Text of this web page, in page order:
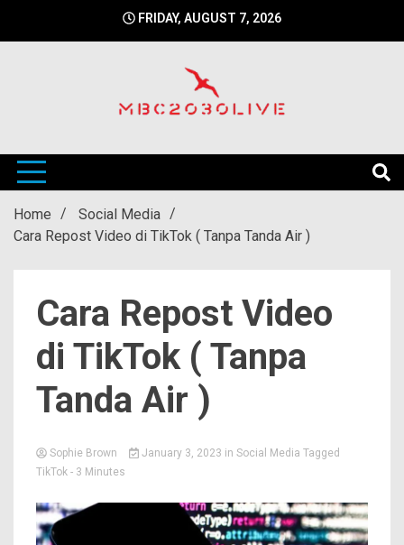
FRIDAY, AUGUST 7, 2026
mbc2030live
Home
Social Media
Cara Repost Video di TikTok ( Tanpa Tanda Air )
Cara Repost Video
di TikTok ( Tanpa
Tanda Air )
Sophie Brown January 3, 2023 in Social Media Tagged
TikTok - 3 Minutes